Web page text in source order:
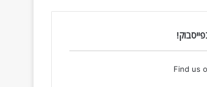
Find us